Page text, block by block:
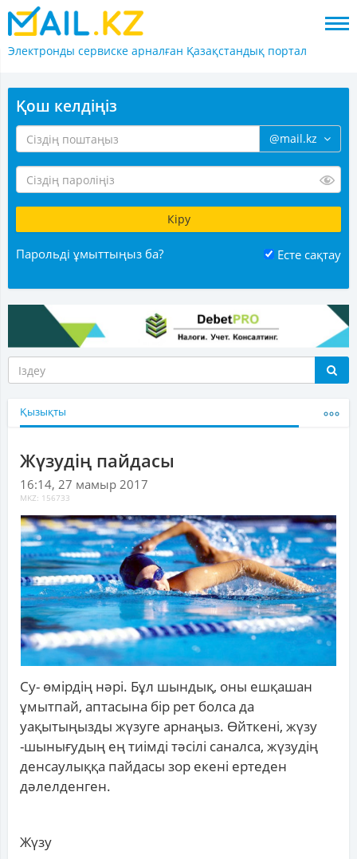
Электронды сервиске арналған Қазақстандық портал
Қош келдіңіз
@mail.kz
Парольді ұмыттыңыз ба? Есте сақтау
Қызықты
Жүзудің пайдасы
16:14, 27 мамыр 2017
MKZ: 156733
Су- өмірдің нәрі. Бұл шындық, оны ешқашан
ұмытпай, аптасына бір рет болса да
уақытыңызды жүзуге арнаңыз. Өйткені, жүзу
-шынығудың ең тиімді тәсілі саналса, жүзудің
денсаулыққа пайдасы зор екені ертеден
дәлелденген.
Жүзу